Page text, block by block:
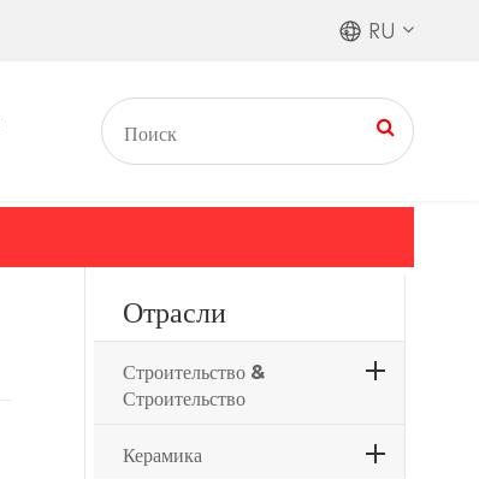
RU
Отрасли
Строительство &
Строительство
Керамика